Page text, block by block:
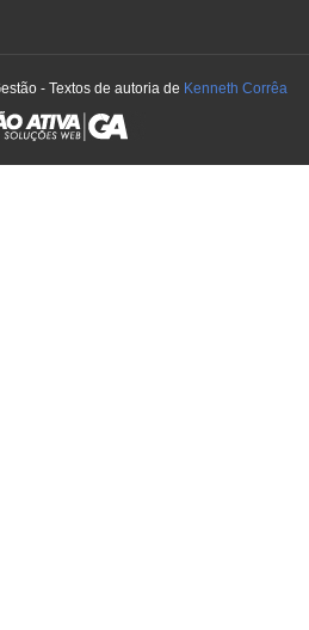
- Textos de autoria de Kenneth Corrêa